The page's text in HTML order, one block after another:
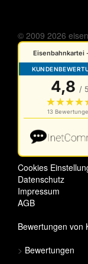
© 2009 2026
Cookies
Datenschutz
Impressum
AGB
Bewertungen von
> Bewertungen